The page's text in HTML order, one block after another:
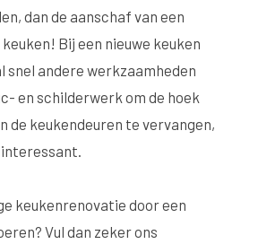
dan de aanschaf van een
Bij een nieuwe keuken
snel andere werkzaamheden
en schilderwerk om de hoek
de keukendeuren te vervangen,
keukenrenovatie door een
Vul dan zeker ons